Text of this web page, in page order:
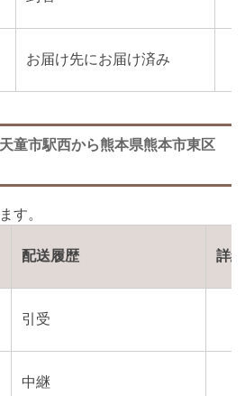
お届け先にお届け済み
童市駅西から熊本県熊本市東区
配送履歴 詳細
引受
中継